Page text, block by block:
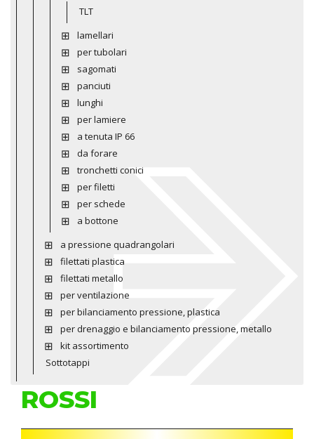
TLT
lamellari
per tubolari
sagomati
panciuti
lunghi
per lamiere
a tenuta IP 66
da forare
tronchetti conici
per filetti
per schede
a bottone
a pressione quadrangolari
filettati plastica
filettati metallo
per ventilazione
per bilanciamento pressione, plastica
per drenaggio e bilanciamento pressione, metallo
kit assortimento
Sottotappi
ROSSI